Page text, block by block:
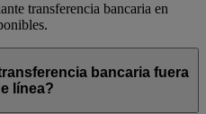
transferencia bancaria en
bancaria fuera
línea?